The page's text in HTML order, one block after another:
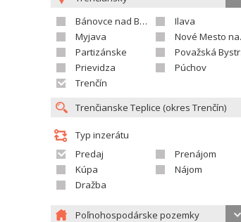
Bánovce nad Bebravou
Ilava
Myjava
Nové Mesto nad Váhom
Partizánske
Považská Bystrica
Prievidza
Púchov
Trenčín
Typ inzerátu
Predaj
Prenájom
Kúpa
Nájom
Dražba
Poľnohospodárske pozemky